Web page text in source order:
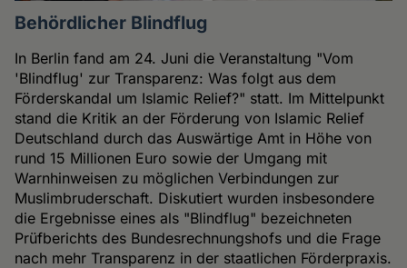
Behördlicher Blindflug
In Berlin fand am 24. Juni die Veranstaltung "Vom
'Blindflug' zur Transparenz: Was folgt aus dem
Förderskandal um Islamic Relief?" statt. Im Mittelpunkt
stand die Kritik an der Förderung von Islamic Relief
Deutschland durch das Auswärtige Amt in Höhe von
rund 15 Millionen Euro sowie der Umgang mit
Warnhinweisen zu möglichen Verbindungen zur
Muslimbruderschaft. Diskutiert wurden insbesondere
die Ergebnisse eines als "Blindflug" bezeichneten
Prüfberichts des Bundesrechnungshofs und die Frage
nach mehr Transparenz in der staatlichen Förderpraxis.